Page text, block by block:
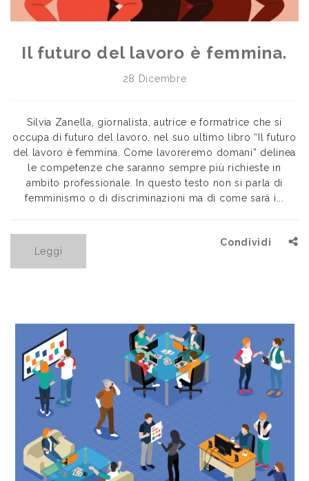
Il futuro del lavoro è femmina.
28 Dicembre
Silvia Zanella, giornalista, autrice e formatrice che si
occupa di futuro del lavoro, nel suo ultimo libro “Il futuro
del lavoro è femmina. Come lavoreremo domani” delinea
le competenze che saranno sempre più richieste in
ambito professionale. In questo testo non si parla di
femminismo o di discriminazioni ma di come sarà i...
Leggi
Condividi